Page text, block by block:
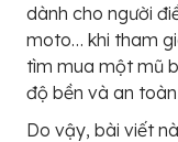
dành cho người
moto… khi tham
tìm mua một mũ
độ bền và an
Do vậy, bài viết